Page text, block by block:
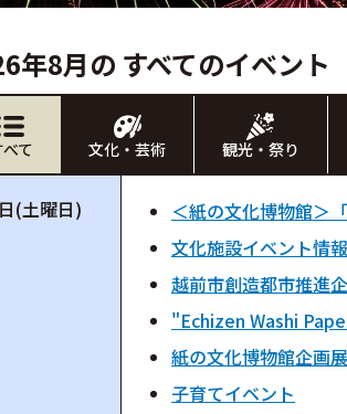
年8月の すべてのイベント
て 文化・芸術 観光・祭り
(土曜日)
＜紙の文化博物館＞
文化施設イベント情報
越前市創造都市推進
"Echizen Washi
紙の文化博物館企画
子育てイベント